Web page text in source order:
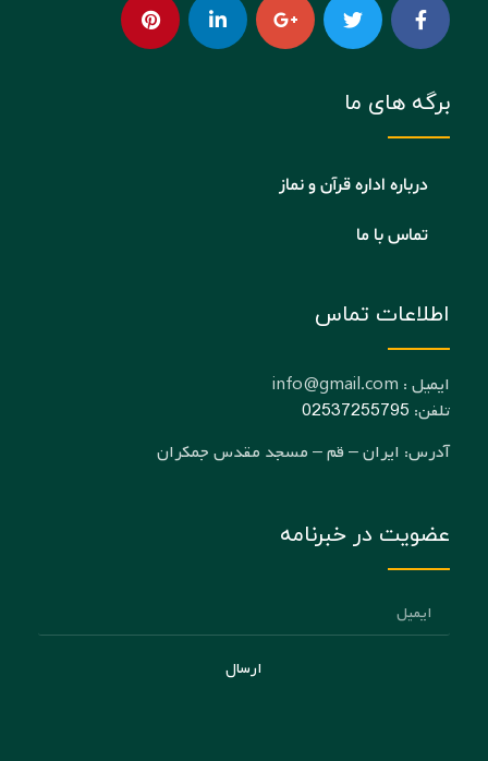
برگه های ما
درباره اداره قرآن و نماز
تماس با ما
اطلاعات تماس
ایمیل : info@gmail.com
تلفن:02537255795
آدرس: ایران – قم – مسجد مقدس جمکران
عضویت در خبرنامه
ارسال